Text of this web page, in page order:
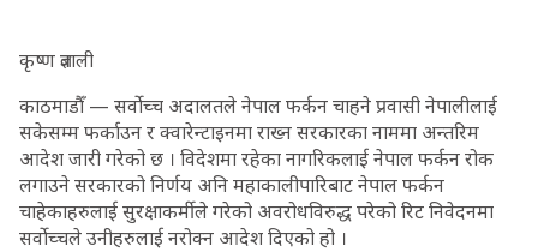
कृष्ण ज्ञवाली
काठमाडौँ — सर्वोच्च अदालतले नेपाल फर्कन चाहने प्रवासी नेपालीलाई
सकेसम्म फर्काउन र क्‍वारेन्टाइनमा राख्न सरकारका नाममा अन्तरिम
आदेश जारी गरेको छ । विदेशमा रहेका नागरिकलाई नेपाल फर्कन रोक
लगाउने सरकारको निर्णय अनि महाकालीपारिबाट नेपाल फर्कन
चाहेकाहरुलाई सुरक्षाकर्मीले गरेको अवरोधविरुद्ध परेको रिट निवेदनमा
सर्वोच्चले उनीहरुलाई नरोक्न आदेश दिएको हो ।